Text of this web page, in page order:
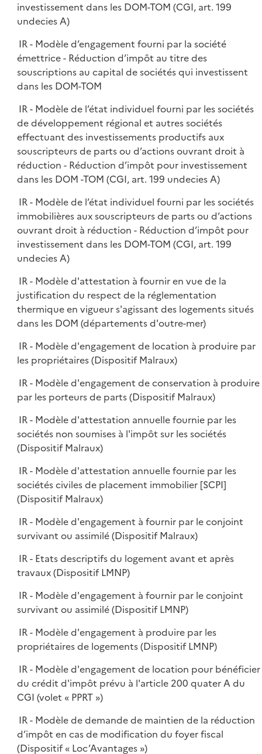
investissement dans les DOM-TOM (CGI, art. 199
undecies A)
IR - Modèle d’engagement fourni par la société
émettrice - Réduction d’impôt au titre des
souscriptions au capital de sociétés qui investissent
dans les DOM-TOM
IR - Modèle de l’état individuel fourni par les sociétés
de développement régional et autres sociétés
effectuant des investissements productifs aux
souscripteurs de parts ou d’actions ouvrant droit à
réduction - Réduction d’impôt pour investissement
dans les DOM -TOM (CGI, art. 199 undecies A)
IR - Modèle de l’état individuel fourni par les sociétés
immobilières aux souscripteurs de parts ou d’actions
ouvrant droit à réduction - Réduction d’impôt pour
investissement dans les DOM-TOM (CGI, art. 199
undecies A)
IR - Modèle d'attestation à fournir en vue de la
justification du respect de la réglementation
thermique en vigueur s'agissant des logements situés
dans les DOM (départements d'outre-mer)
IR - Modèle d'engagement de location à produire par
les propriétaires (Dispositif Malraux)
IR - Modèle d'engagement de conservation à produire
par les porteurs de parts (Dispositif Malraux)
IR - Modèle d'attestation annuelle fournie par les
sociétés non soumises à l'impôt sur les sociétés
(Dispositif Malraux)
IR - Modèle d'attestation annuelle fournie par les
sociétés civiles de placement immobilier [SCPI]
(Dispositif Malraux)
IR - Modèle d'engagement à fournir par le conjoint
survivant ou assimilé (Dispositif Malraux)
IR - Etats descriptifs du logement avant et après
travaux (Dispositif LMNP)
IR - Modèle d'engagement à fournir par le conjoint
survivant ou assimilé (Dispositif LMNP)
IR - Modèle d'engagement à produire par les
propriétaires de logements (Dispositif LMNP)
IR - Modèle d'engagement de location pour bénéficier
du crédit d'impôt prévu à l'article 200 quater A du
CGI (volet « PPRT »)
IR - Modèle de demande de maintien de la réduction
d’impôt en cas de modification du foyer fiscal
(Dispositif « Loc’Avantages »)